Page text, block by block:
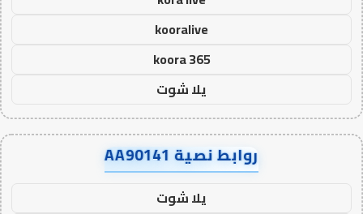
kooralive
koora 365
يلا شوت
روابط نصية AA90141
يلا شوت